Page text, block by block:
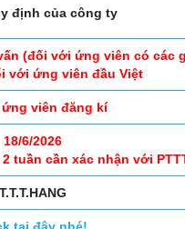
định của công ty
(đối với ứng viên có các
với ứng viên đầu Việt
viên đăng kí
18/6/2026
tuần cần xác nhận với
T.T.T.HANG